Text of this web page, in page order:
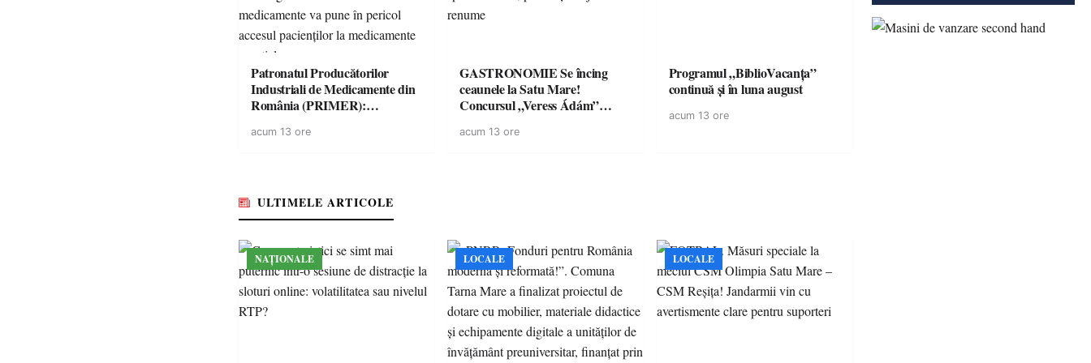
Patronatul Producătorilor
Industriali de Medicamente din
România (PRIMER):
energie electrică a fabricilor de
acum 13 ore
GASTRONOMIE Se încing
ceaunele la Satu Mare!
Concursul „Veress Ádám”
spectaculoase, premii și un jurat
acum 13 ore
Programul „BiblioVacanța”
continuă și în luna august
acum 13 ore
ULTIMELE ARTICOLE
NAȚIONALE LOCALE LOCALE